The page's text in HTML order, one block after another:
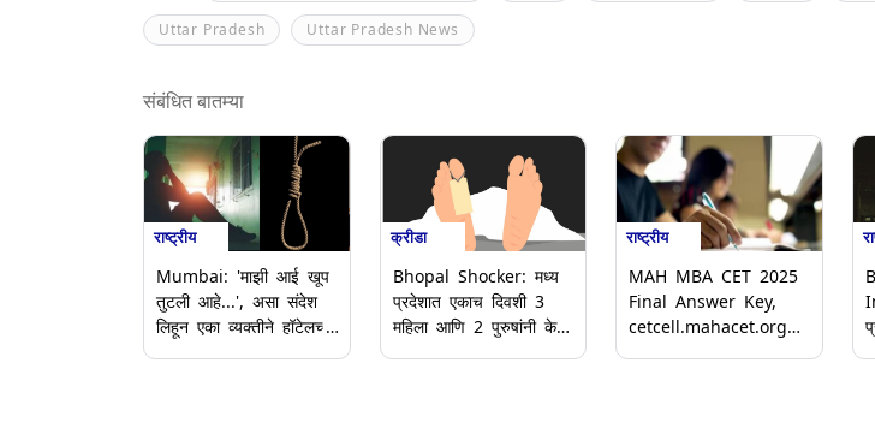
Uttar Pradesh Uttar Pradesh News
संबंधित बातम्या
राष्ट्रीय
Mumbai: 'माझी आई खूप
तुटली आहे...', असा संदेश
लिहून एका व्यक्तीने हॉटेलच्या
क्रीडा
Bhopal Shocker: मध्य
प्रदेशात एकाच दिवशी 3
महिला आणि 2 पुरुषांनी केली
राष्ट्रीय
MAH MBA CET 2025
Final Answer Key,
cetcell.mahacet.org